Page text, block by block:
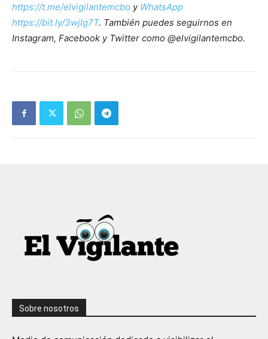
https://t.me/elvigilantemcbo y WhatsApp
https://bit.ly/3wjIg7T. También puedes seguirnos en
Instagram, Facebook y Twitter como @elvigilantemcbo.
Sobre nosotros